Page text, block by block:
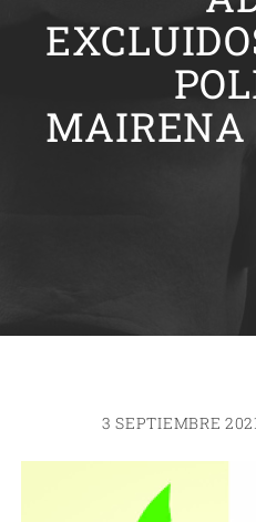
MAIRENA
3 SEPTIEMBRE